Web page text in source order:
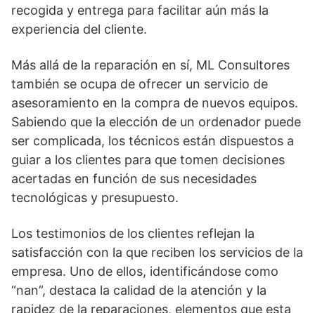
recogida y entrega para facilitar aún más la
experiencia del cliente.
Más allá de la reparación en sí, ML Consultores
también se ocupa de ofrecer un servicio de
asesoramiento en la compra de nuevos equipos.
Sabiendo que la elección de un ordenador puede
ser complicada, los técnicos están dispuestos a
guiar a los clientes para que tomen decisiones
acertadas en función de sus necesidades
tecnológicas y presupuesto.
Los testimonios de los clientes reflejan la
satisfacción con la que reciben los servicios de la
empresa. Uno de ellos, identificándose como
“nan”, destaca la calidad de la atención y la
rapidez de la reparaciones, elementos que esta